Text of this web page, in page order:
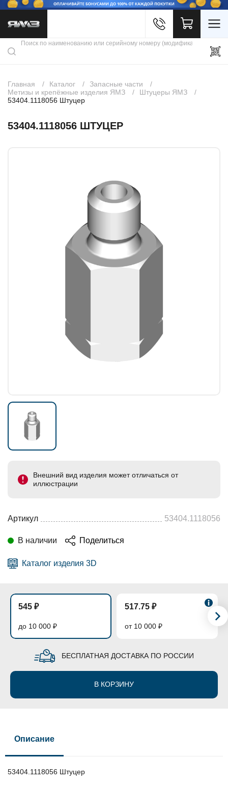
Каталог продукции
Скидки
Контакты
Главная Каталог
Запасные части
Метизы и крепёжные изделия ЯМЗ
Штуцеры ЯМЗ
53404.1118056 Штуцер
53404.1118056 ШТУЦЕР
Внешний вид изделия может отличаться от
иллюстрации
Артикул 53404.1118056
В наличии Поделиться
Каталог изделия 3D
545 ₽
до 10 000 ₽
517.75 ₽
от 10 000 ₽
БЕСПЛАТНАЯ ДОСТАВКА ПО РОССИИ
В КОРЗИНУ
Описание
53404.1118056 Штуцер